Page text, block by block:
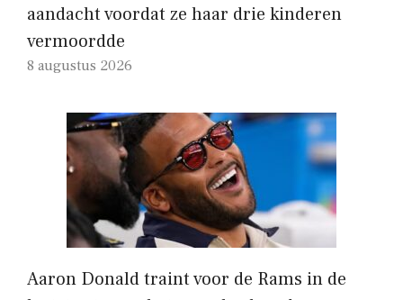
aandacht voordat ze haar drie kinderen
vermoordde
8 augustus 2026
Aaron Donald traint voor de Rams in de